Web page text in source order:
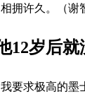
相拥许久。（谢
12岁后
要求极高的墨